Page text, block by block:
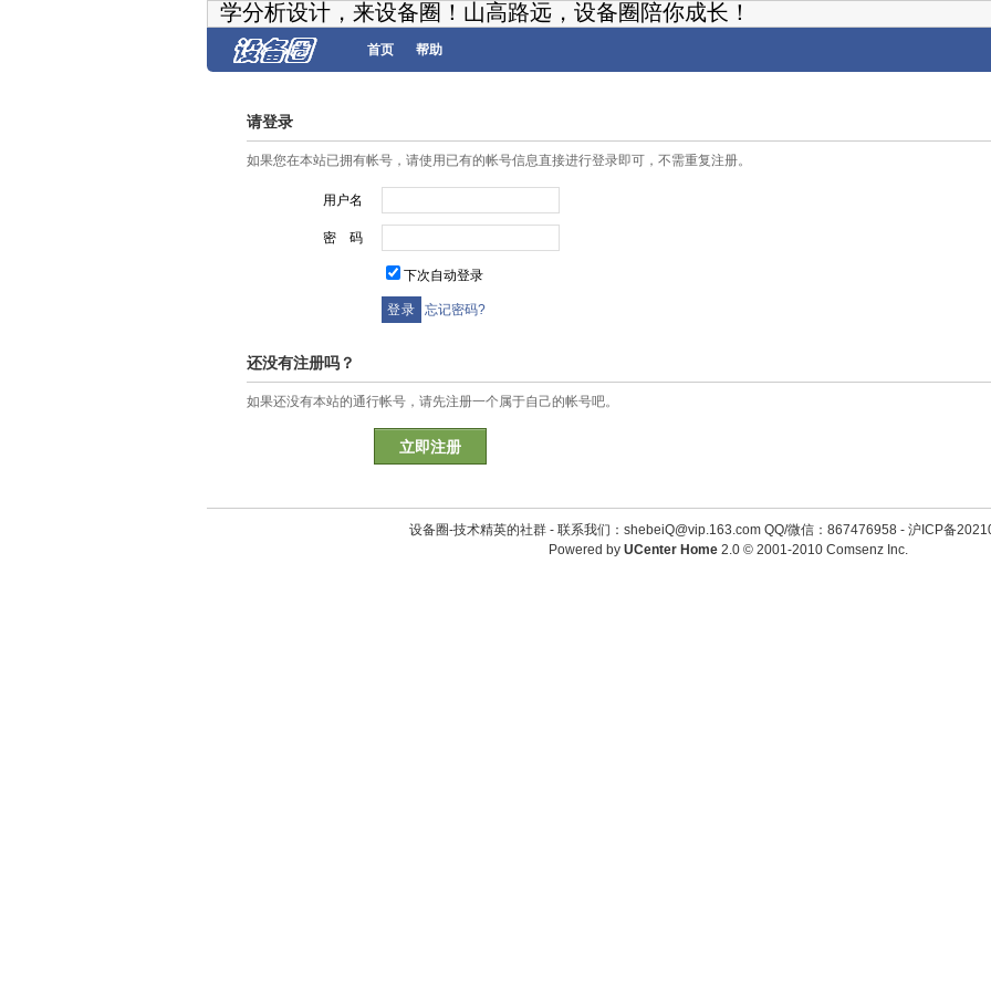
学分析设计，来设备圈！山高路远，设备圈陪你成长！
首页 帮助
请登录
如果您在本站已拥有帐号，请使用已有的帐号信息直接进行登录即可，不需重复注册。
用户名
密 码
下次自动登录
忘记密码?
还没有注册吗？
如果还没有本站的通行帐号，请先注册一个属于自己的帐号吧。
立即注册
设备圈-技术精英的社群 - 联系我们：shebeiQ@vip.163.com QQ/微信：867476958- 沪ICP备
Powered by UCenter Home 2.0© 2001-2010 Comsenz Inc.